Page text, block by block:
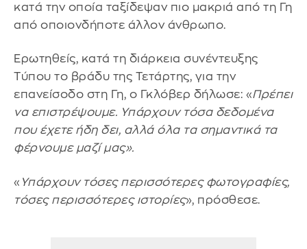
κατά την οποία ταξίδεψαν πιο μακριά από τη Γη
από οποιονδήποτε άλλον άνθρωπο.
Ερωτηθείς, κατά τη διάρκεια συνέντευξης
Τύπου το βράδυ της Τετάρτης, για την
επανείσοδο στη Γη, ο Γκλόβερ δήλωσε: «Πρέπει
να επιστρέψουμε. Υπάρχουν τόσα δεδομένα
που έχετε ήδη δει, αλλά όλα τα σημαντικά τα
φέρνουμε μαζί μας».
« Υπάρχουν τόσες περισσότερες φωτογραφίες,
τόσες περισσότερες ιστορίες», πρόσθεσε.